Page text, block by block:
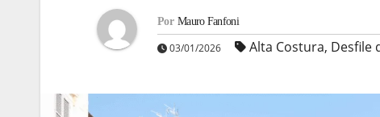
Por Mauro Fanfoni
03/01/2026 Alta Costura, Desfile